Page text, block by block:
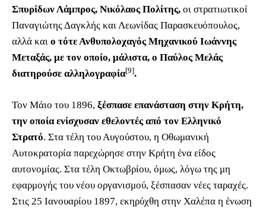
Σπυρίδων Λάμπρος, Νικόλαος Πολίτης, οι στρατιωτικοί
Παναγιώτης Δαγκλής και Λεωνίδας Παρασκευόπουλος,
αλλά και ο τότε Ανθυπολοχαγός Μηχανικού Ιωάννης
Μεταξάς, με τον οποίο, μάλιστα, ο Παύλος Μελάς
διατηρούσε αλληλογραφία[9].
Τον Μάιο του 1896, ξέσπασε επανάσταση στην Κρήτη,
την οποία ενίσχυσαν εθελοντές από τον Ελληνικό
Στρατό. Στα τέλη του Αυγούστου, η Οθωμανική
Αυτοκρατορία παρεχώρησε στην Κρήτη ένα είδος
αυτονομίας. Στα τέλη Οκτωβρίου, όμως, λόγω της μη
εφαρμογής του νέου οργανισμού, ξέσπασαν νέες ταραχές.
Στις 25 Ιανουαρίου 1897, εκηρύχθη στην Χαλέπα η ένωση